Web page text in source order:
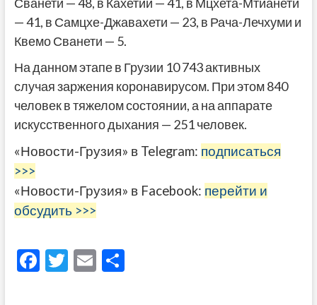
Сванети — 48, в Кахетии — 41, в Мцхета-Мтианети
— 41, в Самцхе-Джавахети — 23, в Рача-Лечхуми и
Квемо Сванети — 5.
На данном этапе в Грузии 10 743 активных
случая заржения коронавирусом. При этом 840
человек в тяжелом состоянии, а на аппарате
искусственного дыхания — 251 человек.
«Новости-Грузия» в Telegram: подписаться
>>>
«Новости-Грузия» в Facebook: перейти и
обсудить >>>
F T E О